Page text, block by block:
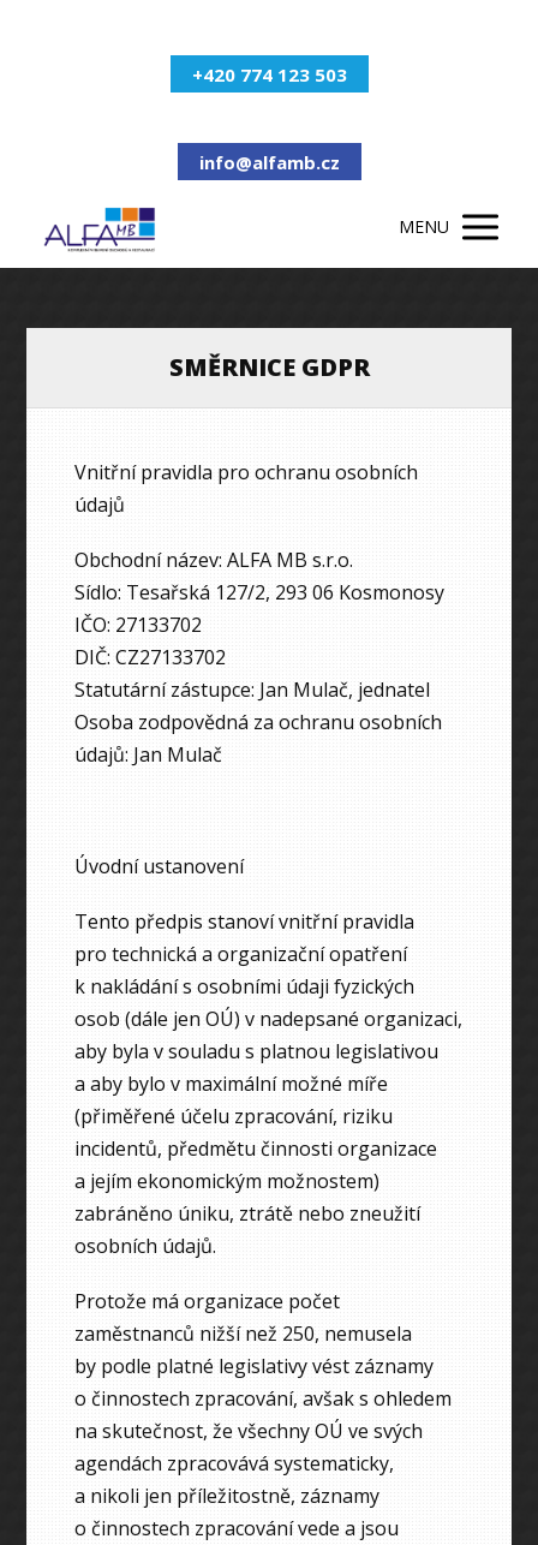
+420 774 123 503
info@alfamb.cz
MENU
SMĚRNICE GDPR
Vnitřní pravidla pro ochranu osobních
údajů
Obchodní název: ALFA MB s.r.o.
Sídlo: Tesařská 127/2, 293 06 Kosmonosy
IČO: 27133702
DIČ: CZ27133702
Statutární zástupce: Jan Mulač, jednatel
Osoba zodpovědná za ochranu osobních
údajů: Jan Mulač
Úvodní ustanovení
Tento předpis stanoví vnitřní pravidla
pro technická a organizační opatření
k nakládání s osobními údaji fyzických
osob (dále jen OÚ) v nadepsané organizaci,
aby byla v souladu s platnou legislativou
a aby bylo v maximální možné míře
(přiměřené účelu zpracování, riziku
incidentů, předmětu činnosti organizace
a jejím ekonomickým možnostem)
zabráněno úniku, ztrátě nebo zneužití
osobních údajů.
Protože má organizace počet
zaměstnanců nižší než 250, nemusela
by podle platné legislativy vést záznamy
o činnostech zpracování, avšak s ohledem
na skutečnost, že všechny OÚ ve svých
agendách zpracovává systematicky,
a nikoli jen příležitostně, záznamy
o činnostech zpracování vede a jsou